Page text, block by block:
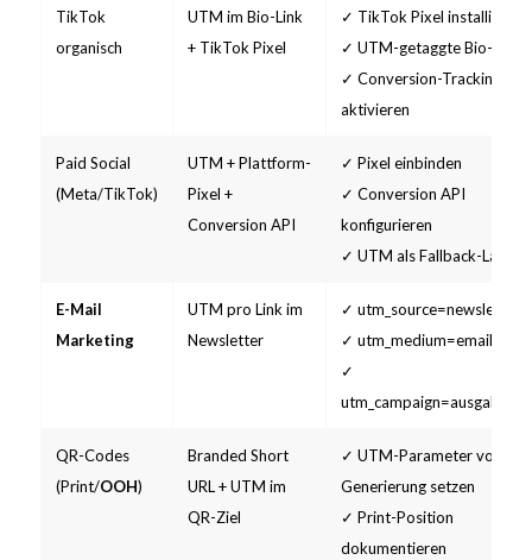
TikTok
organisch
UTM im Bio-Link
+ TikTok Pixel
✓ TikTok Pixel installieren
✓ UTM-getaggte Bio-URL
✓ Conversion-Tracking
aktivieren
Paid Social
(Meta/TikTok)
UTM + Plattform-
Pixel +
Conversion API
✓ Pixel einbinden
✓ Conversion API
konfigurieren
✓ UTM als Fallback-Layer
E-Mail
Marketing
UTM pro Link im
Newsletter
✓ utm_source=newsletter
✓ utm_medium=email
✓
QR-Codes
(Print/OOH)
Branded Short
URL + UTM im
QR-Ziel
✓ UTM-Parameter vor QR-
Generierung setzen
✓ Print-Position
dokumentieren